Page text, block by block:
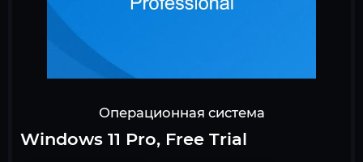
Операционная система
Windows 11 Pro, Free Trial